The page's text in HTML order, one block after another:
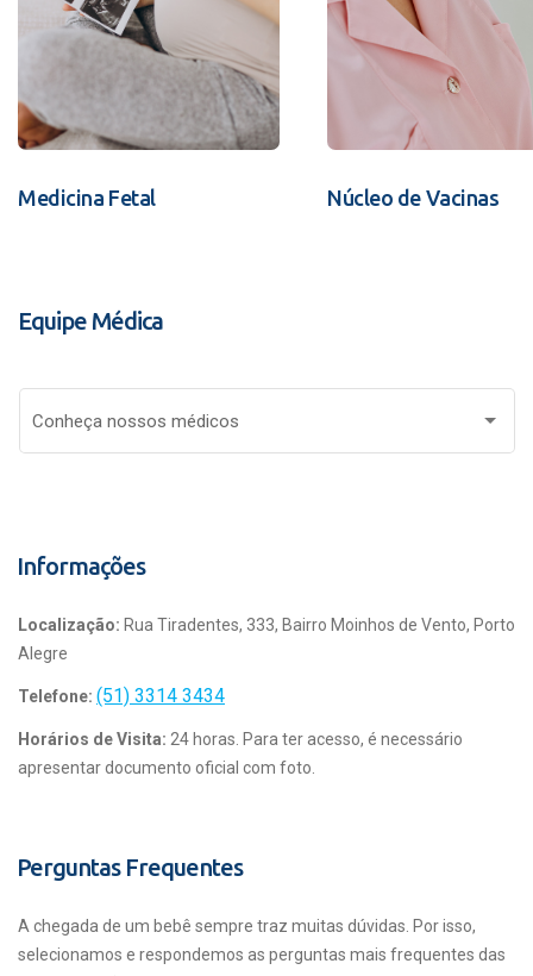
Medicina Fetal Núcleo de Vacinas
Equipe Médica
Conheça nossos médicos
Informações
Localização: Rua Tiradentes, 333, Bairro Moinhos de Vento, Porto
Alegre
Telefone: (51) 3314 3434
Horários de Visita: 24 horas. Para ter acesso, é necessário
apresentar documento oficial com foto.
Perguntas Frequentes
A chegada de um bebê sempre traz muitas dúvidas. Por isso,
selecionamos e respondemos as perguntas mais frequentes das